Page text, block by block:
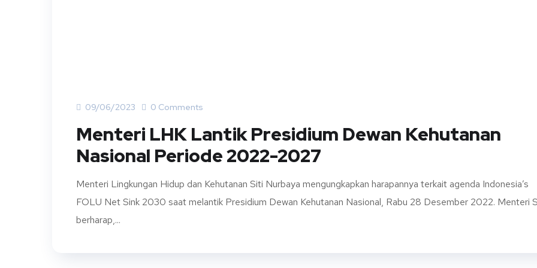
09/06/2023 0 Comments
Menteri LHK Lantik Presidium Dewan Kehutanan
Nasional Periode 2022-2027
Menteri Lingkungan Hidup dan Kehutanan Siti Nurbaya mengungkapkan harapannya terkait agenda Indonesia’s
FOLU Net Sink 2030 saat melantik Presidium Dewan Kehutanan Nasional, Rabu 28 Desember 2022. Menteri
berharap,...